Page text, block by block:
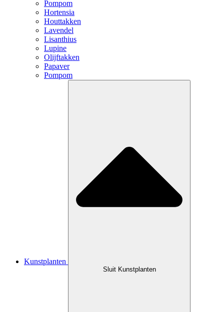
Pompom
Hortensia
Houttakken
Lavendel
Lisanthius
Lupine
Olijftakken
Papaver
Pompom
Kunstplanten
Sluit Kunstplanten